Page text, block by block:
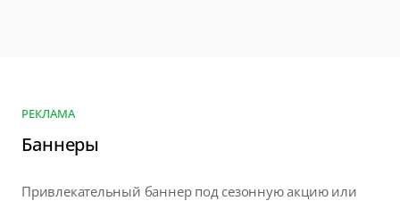
РЕКЛАМА
Баннеры
Привлекательный баннер под сезонную акцию или